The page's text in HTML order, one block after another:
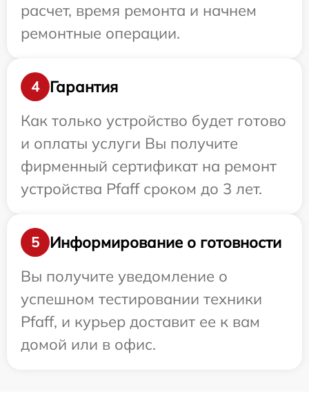
расчет, время ремонта и начнем
ремонтные операции.
4
Гарантия
Как только устройство будет готово
и оплаты услуги Вы получите
фирменный сертификат на ремонт
устройства Pfaff сроком до 3 лет.
5
Информирование о готовности
Вы получите уведомление о
успешном тестировании техники
Pfaff, и курьер доставит ее к вам
домой или в офис.